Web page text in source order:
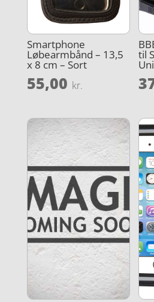
Smartphone
Løbearmbånd – 13,5
x 8 cm – Sort
55,00 kr.
til